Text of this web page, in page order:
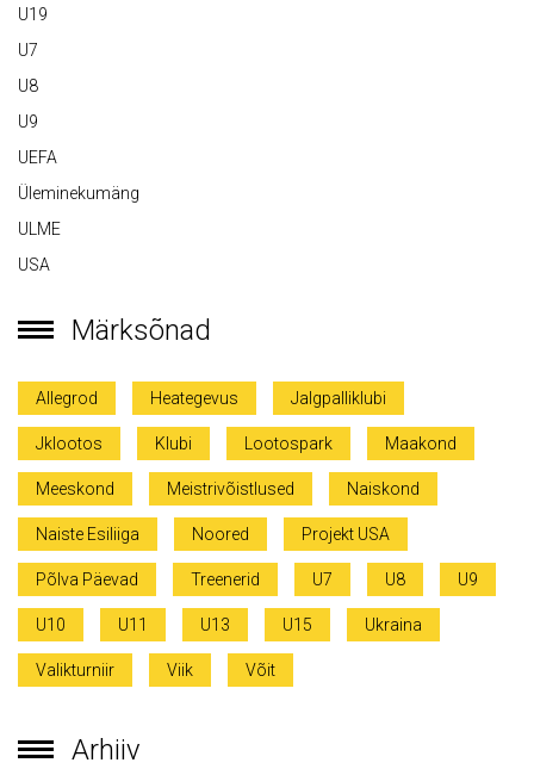
U19
U7
U8
U9
UEFA
Üleminekumäng
ULME
USA
Märksõnad
Allegrod Heategevus Jalgpalliklubi
Jklootos Klubi Lootospark Maakond
Meeskond Meistrivõistlused Naiskond
Naiste Esiliiga Noored Projekt USA
Põlva Päevad Treenerid U7 U8 U9
U10 U11 U13 U15 Ukraina
Valikturniir Viik Võit
Arhiiv